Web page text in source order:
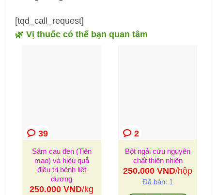
[tqd_call_request]
🌿 Vị thuốc có thể bạn quan tâm
39
Sâm cau đen (Tiên
mao) và hiệu quả
điều trị bệnh liệt
dương
250.000VND/kg
2
Bột ngải cứu nguyên
chất thiên nhiên
250.000VND/hộp
Đã bán: 1